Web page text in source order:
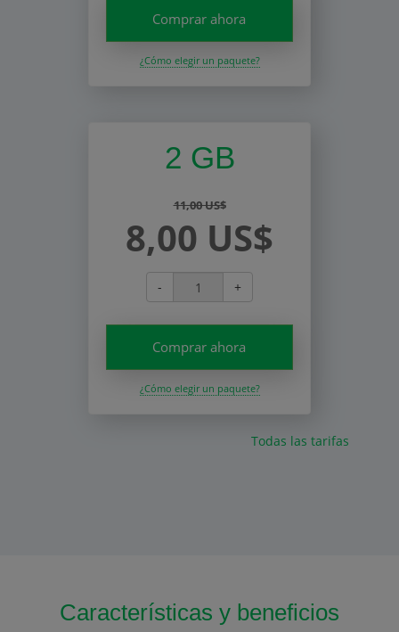
Comprar ahora
¿Cómo elegir un paquete?
2 GB
11,00 US$
8,00 US$
- +
Comprar ahora
¿Cómo elegir un paquete?
Todas las tarifas
Características y beneficios